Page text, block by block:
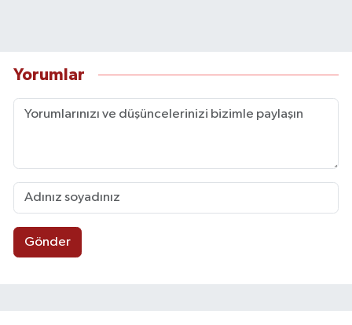
Yorumlar
Gönder